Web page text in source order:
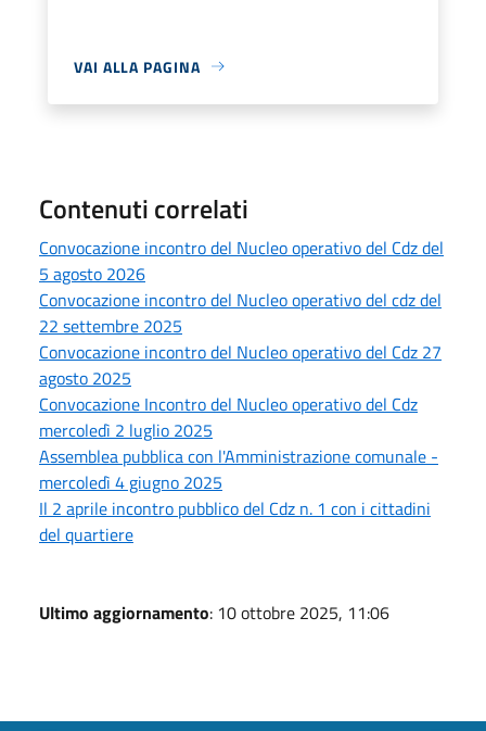
VAI ALLA PAGINA
Contenuti correlati
Convocazione incontro del Nucleo operativo del Cdz del
5 agosto 2026
Convocazione incontro del Nucleo operativo del cdz del
22 settembre 2025
Convocazione incontro del Nucleo operativo del Cdz 27
agosto 2025
Convocazione Incontro del Nucleo operativo del Cdz
mercoledì 2 luglio 2025
Assemblea pubblica con l'Amministrazione comunale -
mercoledì 4 giugno 2025
Il 2 aprile incontro pubblico del Cdz n. 1 con i cittadini
del quartiere
Ultimo aggiornamento: 10 ottobre 2025, 11:06